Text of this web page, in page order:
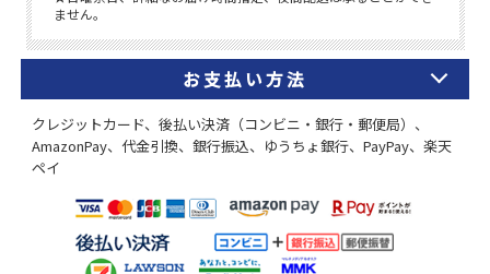
お支払い方法
クレジットカード、後払い決済（コンビニ・銀行・郵便局）、
AmazonPay、代金引換、銀行振込、ゆうちょ銀行、PayPay、楽天
ペイ